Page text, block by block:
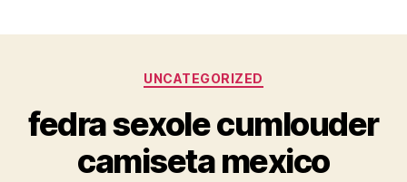
Categorías
UNCATEGORIZED
fedra sexole cumlouder
camiseta mexico